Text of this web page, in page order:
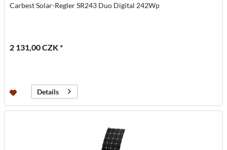
Carbest Solar-Regler SR243 Duo Digital 242Wp
2 131,00 CZK *
Details